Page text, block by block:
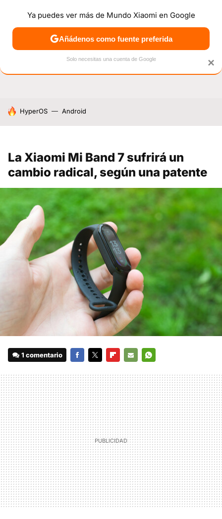
NOTICIAS MÓVILES TUTORIALES OFERTAS
HOY SE HABLA DE
HyperOS Android
La Xiaomi Mi Band 7 sufrirá un
cambio radical, según una patente
1 comentario
MAIL
×
Ya puedes ver más de Mundo Xiaomi en Google
Añádenos como fuente preferida
Solo necesitas una cuenta de Google